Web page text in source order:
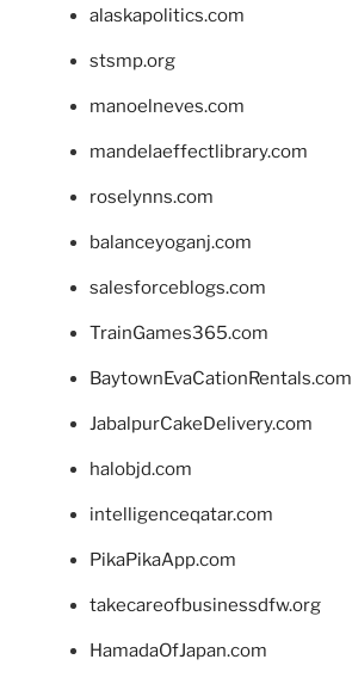
alaskapolitics.com
stsmp.org
manoelneves.com
mandelaeffectlibrary.com
roselynns.com
balanceyoganj.com
salesforceblogs.com
TrainGames365.com
BaytownEvaCationRentals.com
JabalpurCakeDelivery.com
halobjd.com
intelligenceqatar.com
PikaPikaApp.com
takecareofbusinessdfw.org
HamadaOfJapan.com